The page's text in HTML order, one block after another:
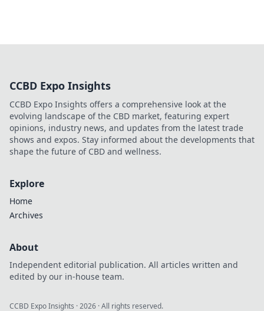
CCBD Expo Insights
CCBD Expo Insights offers a comprehensive look at the
evolving landscape of the CBD market, featuring expert
opinions, industry news, and updates from the latest trade
shows and expos. Stay informed about the developments that
shape the future of CBD and wellness.
Explore
Home
Archives
About
Independent editorial publication. All articles written and
edited by our in-house team.
CCBD Expo Insights ·2026 · All rights reserved.